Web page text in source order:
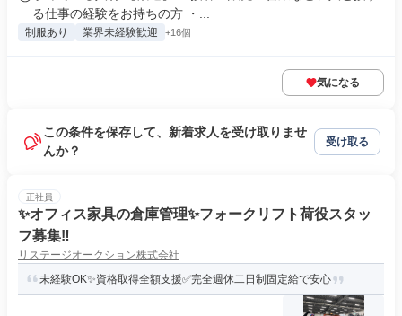
る仕事の経験をお持ちの方 ・...
制服あり 業界未経験歓迎 +16個
気になる
この条件を保存して、新着求人を受け取りませ
んか？
受け取る
正社員
✨オフィス家具の倉庫管理✨フォークリフト荷役スタッ
フ募集‼︎
リステージオークション株式会社
未経験OK✨資格取得全額支援✅完全週休二日制固定給で安心